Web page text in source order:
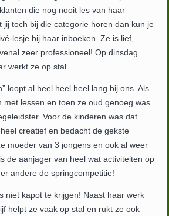
die nog nooit les van haar
jij toch bij die categorie horen dan kun je
lesje bij haar inboeken. Ze is lief,
zeer professioneel! Op dinsdag
werkt ze op stal.
loopt al heel heel heel lang bij ons. Als
met lessen en toen ze oud genoeg was
Voor de kinderen was dat
creatief en bedacht de gekste
moeder van 3 jongens en ook al weer
de aanjager van heel wat activiteiten op
andere de springcompetitie!
niet kapot te krijgen! Naast haar werk
helpt ze vaak op stal en rukt ze ook